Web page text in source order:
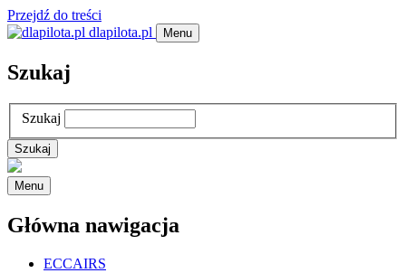
Przejdź do treści
dlapilota.pl
Menu
Szukaj
Szukaj
Menu
Główna nawigacja
ECCAIRS